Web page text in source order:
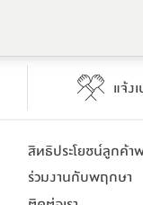
แจ้ง
สิทธิประโยชน์​ลูกค้า
ร่วมงานกับพฤกษา